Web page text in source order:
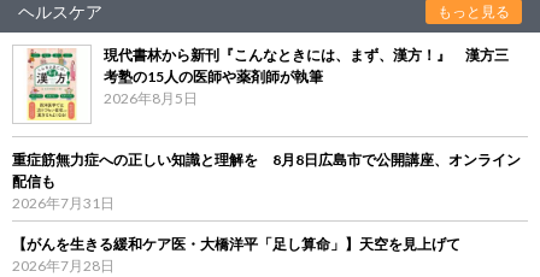
ヘルスケア もっと見る
現代書林から新刊『こんなときには、まず、漢方！』 漢方三
考塾の15人の医師や薬剤師が執筆
2026年8月5日
重症筋無力症への正しい知識と理解を 8月8日広島市で公開講座、オンライン
配信も
2026年7月31日
【がんを生きる緩和ケア医・大橋洋平「足し算命」】天空を見上げて
2026年7月28日